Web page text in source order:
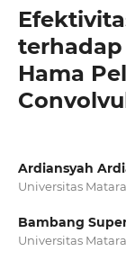
Hama
Ardiansyah
Universitas
Bambang
Universitas